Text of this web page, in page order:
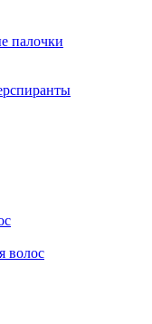
палочки
волос